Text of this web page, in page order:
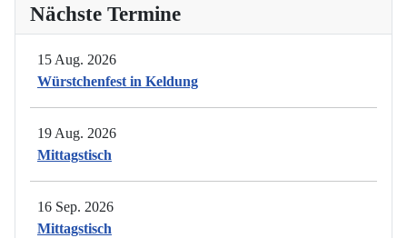
Nächste Termine
15 Aug. 2026
Würstchenfest in Keldung
19 Aug. 2026
Mittagstisch
16 Sep. 2026
Mittagstisch